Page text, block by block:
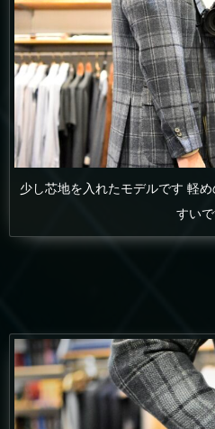
少し芯地を入れたモデルです 軽
すい